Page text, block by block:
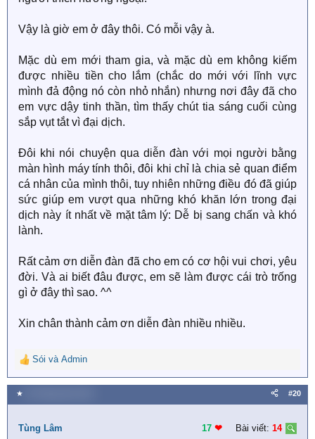
Vậy là giờ em ở đây thôi. Có mỗi vậy à.
Mặc dù em mới tham gia, và mặc dù em không kiếm
được nhiều tiền cho lắm (chắc do mới với lĩnh vực
mình đả động nó còn nhỏ nhắn) nhưng nơi đây đã cho
em vực dậy tinh thần, tìm thấy chút tia sáng cuối cùng
sắp vụt tắt vì đại dịch.
Đôi khi nói chuyện qua diễn đàn với mọi người bằng
màn hình máy tính thôi, đôi khi chỉ là chia sẻ quan điểm
cá nhân của mình thôi, tuy nhiên những điều đó đã giúp
sức giúp em vượt qua những khó khăn lớn trong đại
dịch này ít nhất về mặt tâm lý: Dễ bị sang chấn và khó
lành.
Rất cảm ơn diễn đàn đã cho em có cơ hội vui chơi, yêu
đời. Và ai biết đâu được, em sẽ làm được cái trò trống
gì ở đây thì sao. ^^
Xin chân thành cảm ơn diễn đàn nhiều nhiều.
R
e
a
c
i
Sói và Admin
★ #20
Tùng Lâm 17 ❤︎ Bài viết: 14